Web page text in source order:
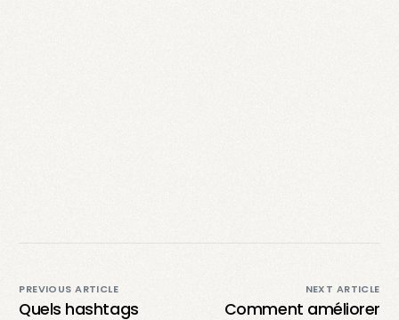
PREVIOUS ARTICLE
Quels hashtags
NEXT ARTICLE
Comment améliorer